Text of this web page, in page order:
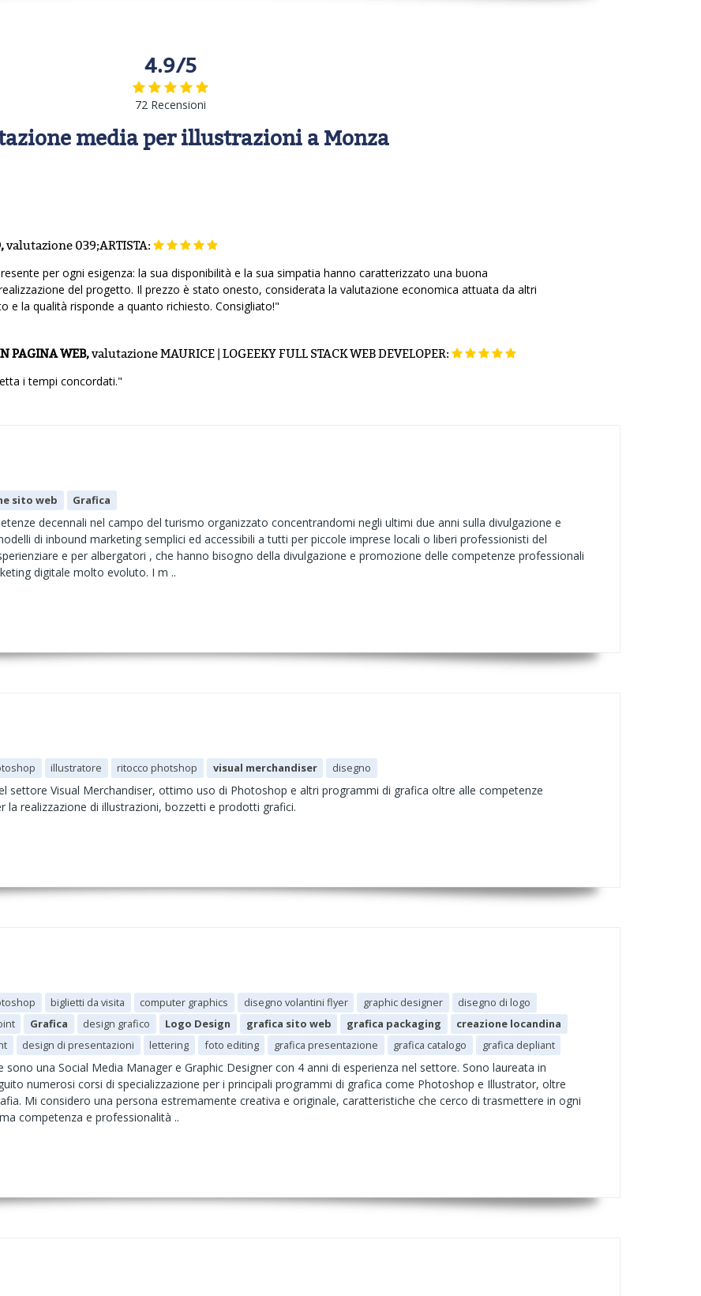
4.9/5
72 Recensioni
media per illustrazioni a Monza
valutazione039;ARTISTA:
per ogni esigenza: la sua disponibilità e la sua simpatia hanno caratterizzato una buona
del progetto. Il prezzo è stato onesto, considerata la valutazione economica attuata da altri
e la qualità risponde a quanto richiesto. Consigliato!"
PAGINA WEB,valutazioneMAURICE | LOGEEKY FULL STACK WEB DEVELOPER:
i tempi concordati."
sito web Grafica
decennali nel campo del turismo organizzato concentrandomi negli ultimi due anni sulla divulgazione e
di inbound marketing semplici ed accessibili a tutti per piccole imprese locali o liberi professionisti del
e per albergatori , che hanno bisogno della divulgazione e promozione delle competenze professionali
digitale molto evoluto. I m ..
illustratore ritocco photshop visual merchandiser disegno
settore Visual Merchandiser, ottimo uso di Photoshop e altri programmi di grafica oltre alle competenze
la realizzazione di illustrazioni, bozzetti e prodotti grafici.
biglietti da visita computer graphics disegno volantini flyer graphic designer
disegno di logo
Grafica design grafico Logo Design grafica sito web grafica packaging
creazione locandina
design di presentazioni lettering foto editing grafica presentazione grafica catalogo grafica depliant
sono una Social Media Manager e Graphic Designer con 4 anni di esperienza nel settore. Sono laureata in
numerosi corsi di specializzazione per i principali programmi di grafica come Photoshop e Illustrator, oltre
Mi considero una persona estremamente creativa e originale, caratteristiche che cerco di trasmettere in ogni
competenza e professionalità ..